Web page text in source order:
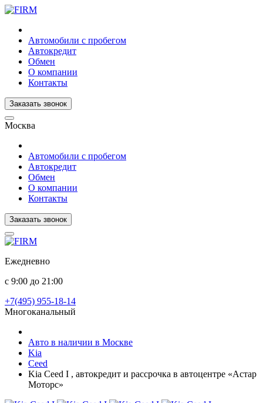
Автомобили с пробегом
Автокредит
Обмен
О компании
Контакты
Заказать звонок
Москва
Автомобили с пробегом
Автокредит
Обмен
О компании
Контакты
Заказать звонок
Ежедневно
с 9:00 до 21:00
+7(495) 955-18-14
Многоканальный
Авто в наличии в Москве
Kia
Ceed
Kia Ceed I , автокредит и рассрочка в автоцентре «Астар
Моторс»